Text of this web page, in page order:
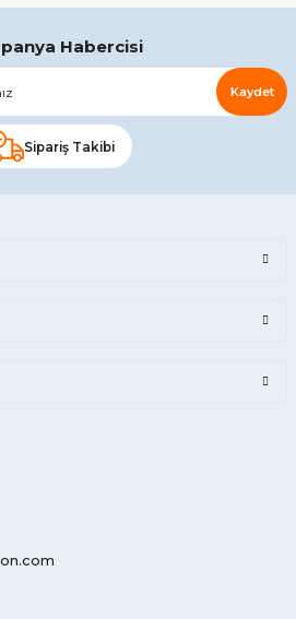
GönderHabercisi
Kaydet
Sipariş Takibi